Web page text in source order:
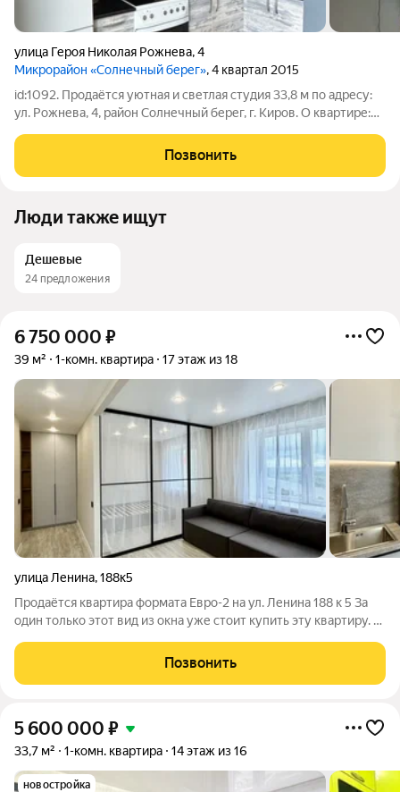
улица Героя Николая Рожнева,4
Микрорайон «Солнечный берег», 4 квартал 2015
id:1092. Продаётся уютная и светлая студия 33,8 м по адресу:
ул. Рожнева, 4, район Солнечный берег, г. Киров. О квартире:
спальню и кухонную зону; -просторная лоджия
дополнительное место для
Позвонить
Люди также ищут
Дешевые
24 предложения
6 750 000 ₽
39 м² 1-комн. квартира 17 этаж из 18
улица Ленина,188к5
Продаётся квартира формата Евро-2 на ул. Ленина 188 к 5 За
один только этот вид из окна уже стоит купить эту квартиру. 17
невозможно переоценить. Предлагаем вашему вниманию
просторную квартиру
Позвонить
5 600 000 ₽
33,7 м² 1-комн. квартира 14 этаж из 16
новостройка